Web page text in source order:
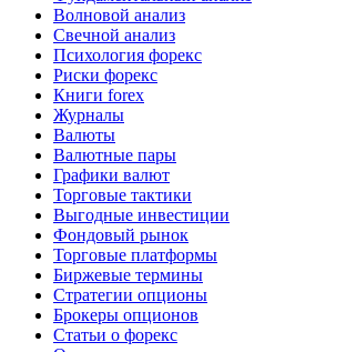
Волновой анализ
Свечной анализ
Психология форекс
Риски форекс
Книги forex
Журналы
Валюты
Валютные пары
Графики валют
Торговые тактики
Выгодные инвестиции
Фондовый рынок
Торговые платформы
Биржевые термины
Стратегии опционы
Брокеры опционов
Статьи о форекс